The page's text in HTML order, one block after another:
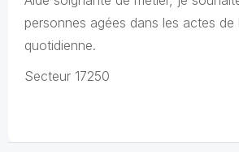
personnes agées dans les actes de
quotidienne.
Secteur 17250